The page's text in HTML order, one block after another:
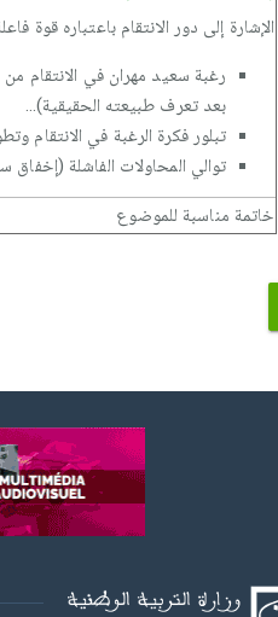
الإشارة إلى دور الانتقام باعتباره قوة
رغبة سعيد مهران في الانتقام
بعد تعرف طبيعته الحقيقية)...
تبلور فكرة الرغبة في الانتقام
توالي المحاولات الفاشلة (إخفاق
خاتمة مناسبة للموضوع